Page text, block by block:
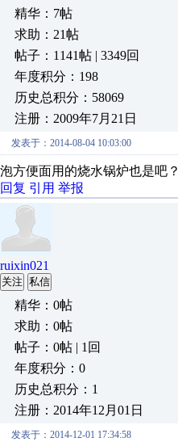
精华：7帖
求助：21帖
帖子：1141帖 | 3349回
年度积分：198
历史总积分：58069
注册：2009年7月21日
发表于：2014-08-04 10:03:00
泡方便面用的烧水锅炉也是吧？
回复 引用 举报
ruixin021
关注 私信
精华：0帖
求助：0帖
帖子：0帖 | 1回
年度积分：0
历史总积分：1
注册：2014年12月01日
发表于：2014-12-01 17:34:58